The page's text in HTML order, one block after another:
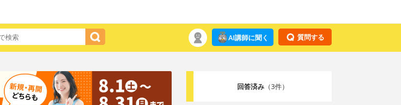
質問する
AI講師に聞く
回答済み（3件）